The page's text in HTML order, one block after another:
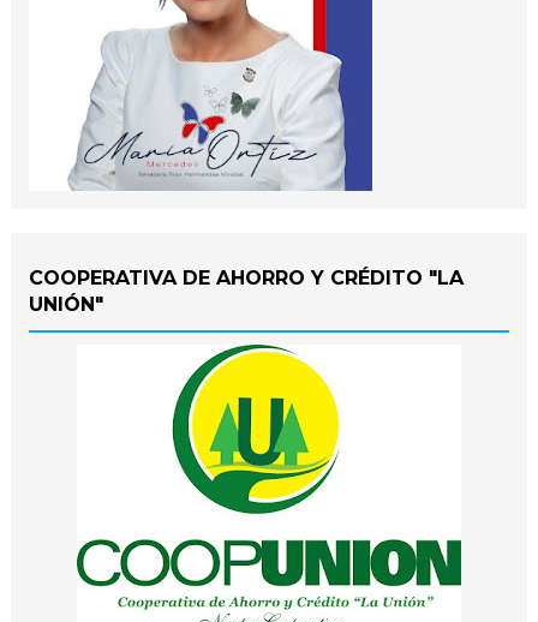
COOPERATIVA DE AHORRO Y CRÉDITO "LA
UNIÓN"